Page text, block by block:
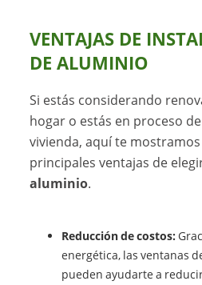
VENTAJAS DE
DE ALUMINIO
Si estás considerando
hogar o estás en proceso
vivienda, aquí te
principales ventajas de
aluminio.
Reducción de costos:
energética, las ventanas
pueden ayudarte a